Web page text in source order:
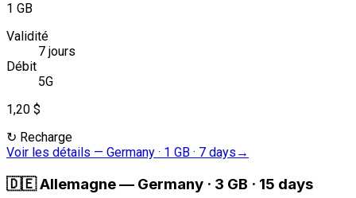
1 GB
Validité
7 jours
Débit
5G
1,20 $
↻ Recharge
Voir les détails — Germany · 1 GB · 7 days →
🇩🇪Allemagne— Germany · 3 GB · 15 days